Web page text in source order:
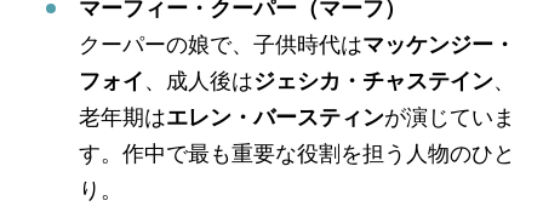
マーフィー・クーパー（マーフ）
クーパーの娘で、子供時代はマッケンジー・
フォイ 、成人後はジェシカ・チャステイン、
老年期はエレン・バースティンが演じていま
す。作中で最も重要な役割を担う人物のひと
り。